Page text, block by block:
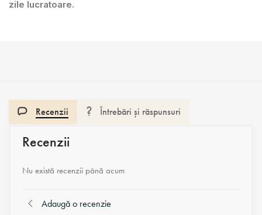
zile lucratoare.
Recenzii Întrebări și răspunsuri
Recenzii
Nu există recenzii până acum
Adaugă o recenzie